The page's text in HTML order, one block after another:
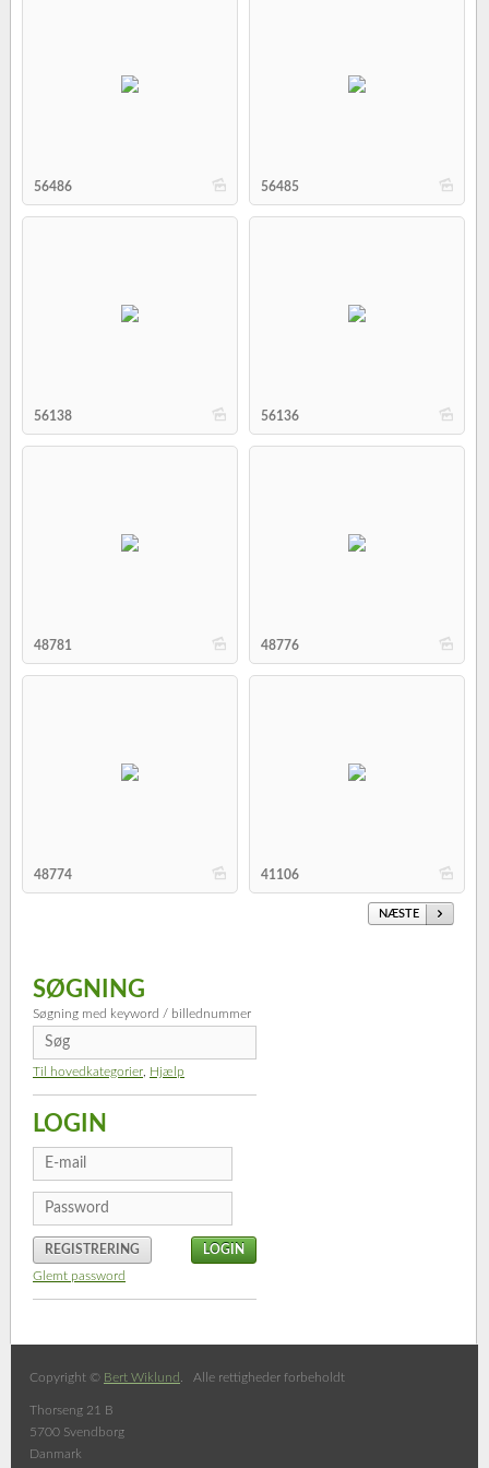
b
56486 b
56485
b
56138 b
56136
b
48781 b
48776
b
48774 b
41106
NÆSTE
SØGNING
Søgning med keyword / billednummer
Til hovedkategorier Hjælp
LOGIN
REGISTRERING
Glemt password
Copyright © Bert Wiklund . Alle rettigheder forbeholdt
Thorseng 21 B
5700 Svendborg
Danmark